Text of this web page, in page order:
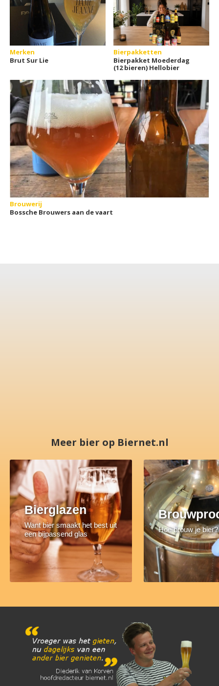
Merken
Brut Sur Lie
Bierpakketten
Bierpakket Moederdag
(12 bieren) Hellobier
Brouwerij
Bossche Brouwers aan de vaart
Meer bier op Biernet.nl
Bierglazen
Want bier smaakt het best uit
een bijpassend glas
Hoe brouw je bier?